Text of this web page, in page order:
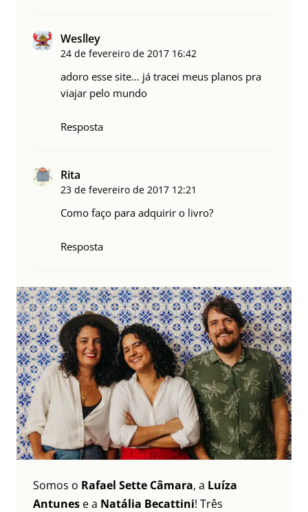
Weslley
24 de fevereiro de 2017 16:42
adoro esse site… já tracei meus planos pra
viajar pelo mundo
Resposta
Rita
23 de fevereiro de 2017 12:21
Como faço para adquirir o livro?
Resposta
Somos o Rafael Sette Câmara, a Luíza
Antunes e a Natália Becattini! Três